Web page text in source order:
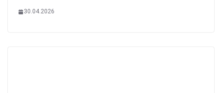
30.04.2026